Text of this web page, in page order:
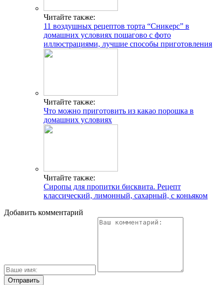
Читайте также:
11 воздушных рецептов торта “Сникерс” в
домашних условиях пошагово с фото
иллюстрациями, лучшие способы приготовления
Читайте также:
Что можно приготовить из какао порошка в
домашних условиях
Читайте также:
Сиропы для пропитки бисквита. Рецепт
классический, лимонный, сахарный, с коньяком
Добавить комментарий